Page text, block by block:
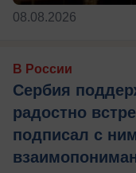
08.08.2026
В России
Сербия
радостно
подписал с